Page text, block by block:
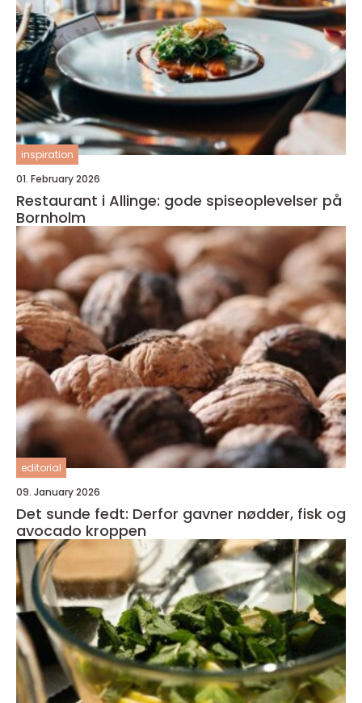
inspiration
01. February 2026
Restaurant i Allinge: gode spiseoplevelser på
Bornholm
editorial
09. January 2026
Det sunde fedt: Derfor gavner nødder, fisk og
avocado kroppen